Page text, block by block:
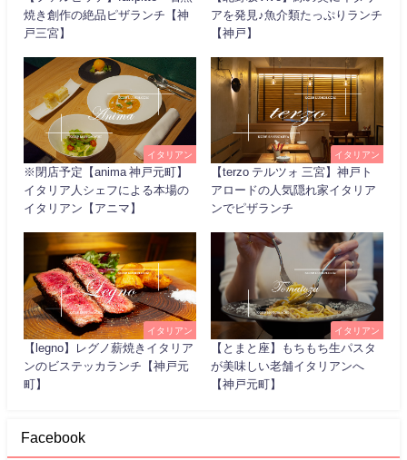
焼き創作の絶品ピザランチ【神
戸三宮】
アを発見♪魚介類たっぷりランチ
【神戸】
イタリアン
※閉店予定【anima 神戸元町】
イタリア人シェフによる本場の
イタリアン【アニマ】
イタリアン
【terzo テルツォ 三宮】神戸ト
アロードの人気隠れ家イタリア
ンでピザランチ
イタリアン
【legno】レグノ薪焼きイタリア
ンのビステッカランチ【神戸元
町】
イタリアン
【とまと座】もちもち生パスタ
が美味しい老舗イタリアンへ
【神戸元町】
Facebook